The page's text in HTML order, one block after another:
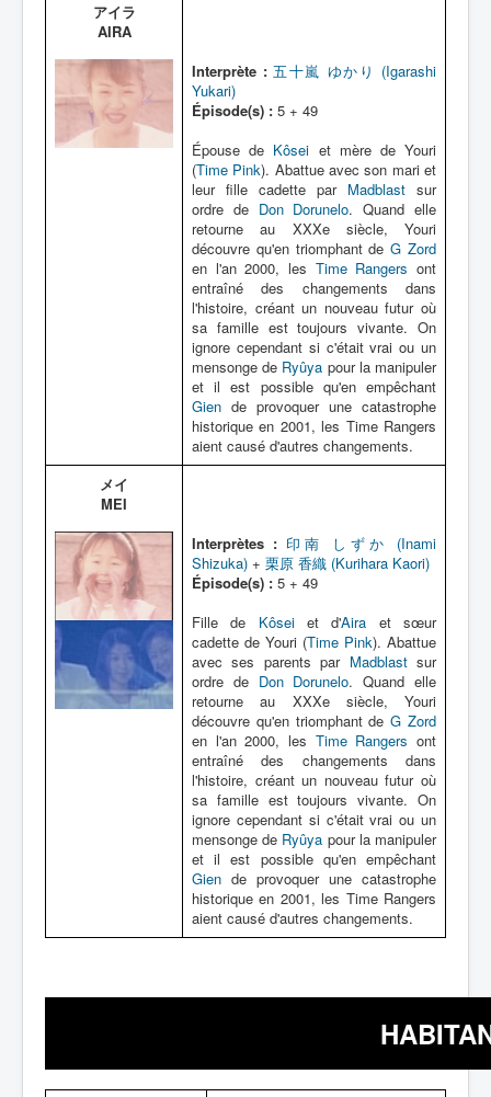
アイラ
AIRA
Interprète : 五十嵐 ゆかり (Igarashi
Yukari)
Épisode(s) : 5 + 49
Épouse de Kôsei et mère de Youri
(Time Pink). Abattue avec son mari et
leur fille cadette par Madblast sur
ordre de Don Dorunelo. Quand elle
retourne au XXXe siècle, Youri
découvre qu'en triomphant deG Zord
en l'an 2000, les Time Rangers ont
entraîné des changements dans
l'histoire, créant un nouveau futur où
sa famille est toujours vivante. On
ignore cependant si c'était vrai ou un
mensonge de Ryûya pour la manipuler
et il est possible qu'en empêchant
Gien de provoquer une catastrophe
historique en 2001, les Time Rangers
aient causé d'autres changements.
メイ
MEI
Interprètes : 印南 しずか (Inami
Shizuka) + 栗原 香織 (Kurihara Kaori)
Épisode(s) : 5 + 49
Fille de Kôseiet d'Aira et sœur
cadette de Youri (Time Pink). Abattue
avec ses parents par Madblastsur
ordre de Don Dorunelo. Quand elle
retourne au XXXe siècle, Youri
découvre qu'en triomphant deG Zord
en l'an 2000, les Time Rangers ont
entraîné des changements dans
l'histoire, créant un nouveau futur où
sa famille est toujours vivante. On
ignore cependant si c'était vrai ou un
mensonge de Ryûya pour la manipuler
et il est possible qu'en empêchant
Gien de provoquer une catastrophe
historique en 2001, les Time Rangers
aient causé d'autres changements.